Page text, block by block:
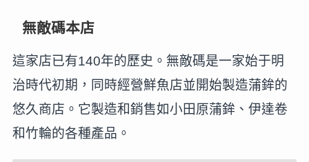
無敵碼本店
這家店已有140年的歷史。無敵碼是一家始于明
治時代初期，同時經營鮮魚店並開始製造蒲鉾的
悠久商店。它製造和銷售如小田原蒲鉾、伊達卷
和竹輪的各種產品。